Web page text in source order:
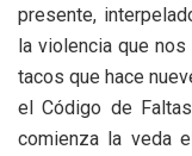
presente,
la violencia que
tacos que hace
el Código de
comienza la veda